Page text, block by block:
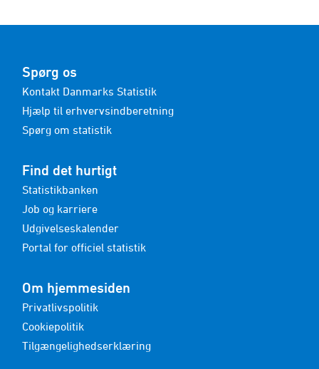
Spørg os
Kontakt Danmarks Statistik
Hjælp til erhvervsindberetning
Spørg om statistik
Find det hurtigt
Statistikbanken
Job og karriere
Udgivelseskalender
Portal for officiel statistik
Om hjemmesiden
Privatlivspolitik
Cookiepolitik
Tilgængelighedserklæring